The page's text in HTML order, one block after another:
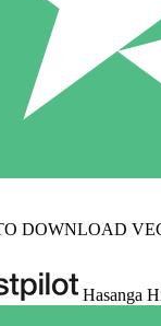
DOWNLOAD
Hasanga